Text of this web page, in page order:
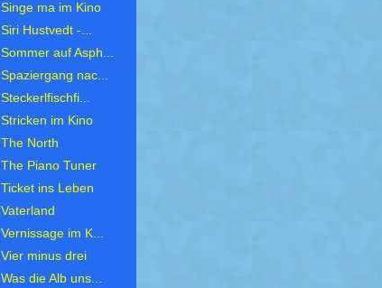
Singe ma im Kino
Siri Hustvedt -...
Sommer auf Asph...
Spaziergang nac...
Steckerlfischfi...
Stricken im Kino
The North
The Piano Tuner
Ticket ins Leben
Vaterland
Vernissage im K...
Vier minus drei
Was die Alb uns...